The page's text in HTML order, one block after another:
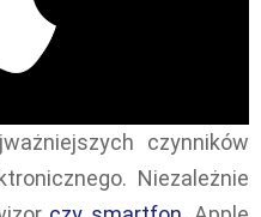
czynników
Niezależnie